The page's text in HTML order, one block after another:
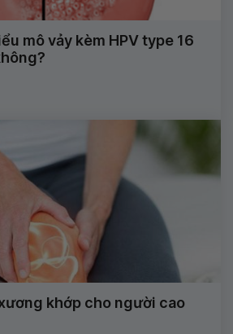
mô vảy kèm HPV type 16
khớp cho người cao